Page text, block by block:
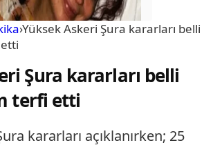
›Yüksek Askeri Şura kararları belli
Şura kararları belli
terfi etti
kararları açıklanırken; 25